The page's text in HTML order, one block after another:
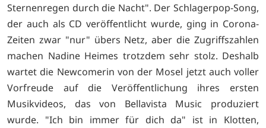
Sternenregen durch die Nacht". Der Schlagerpop-Song,
der auch als CD veröffentlicht wurde, ging in Corona-
Zeiten zwar "nur" übers Netz, aber die Zugriffszahlen
machen Nadine Heimes trotzdem sehr stolz. Deshalb
wartet die Newcomerin von der Mosel jetzt auch voller
Vorfreude auf die Veröffentlichung ihres ersten
Musikvideos, das von Bellavista Music produziert
wurde. "Ich bin immer für dich da" ist in Klotten,